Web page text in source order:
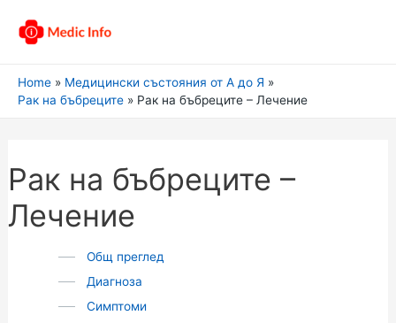
Home
Медицински състояния от А до Я
Рак на бъбреците
Рак на бъбреците – Лечение
Рак на бъбреците –
Лечение
Общ преглед
Диагноза
Симптоми